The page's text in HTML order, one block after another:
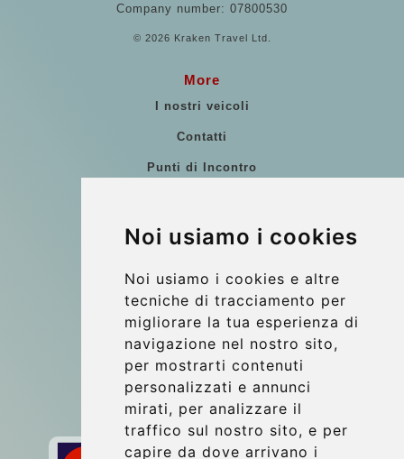
Noi usiamo i cookies
Noi usiamo i cookies e altre
tecniche di tracciamento per
migliorare la tua esperienza di
navigazione nel nostro sito,
per mostrarti contenuti
personalizzati e annunci
mirati, per analizzare il
traffico sul nostro sito, e per
capire da dove arrivano i
Company number: 07800530
© 2026 Kraken Travel Ltd.
More
I nostri veicoli
Contatti
Punti di Incontro
Riferimenti
Update cookies preferences
Contact
info@wientransfer.com
Secure Payment with STRIPE